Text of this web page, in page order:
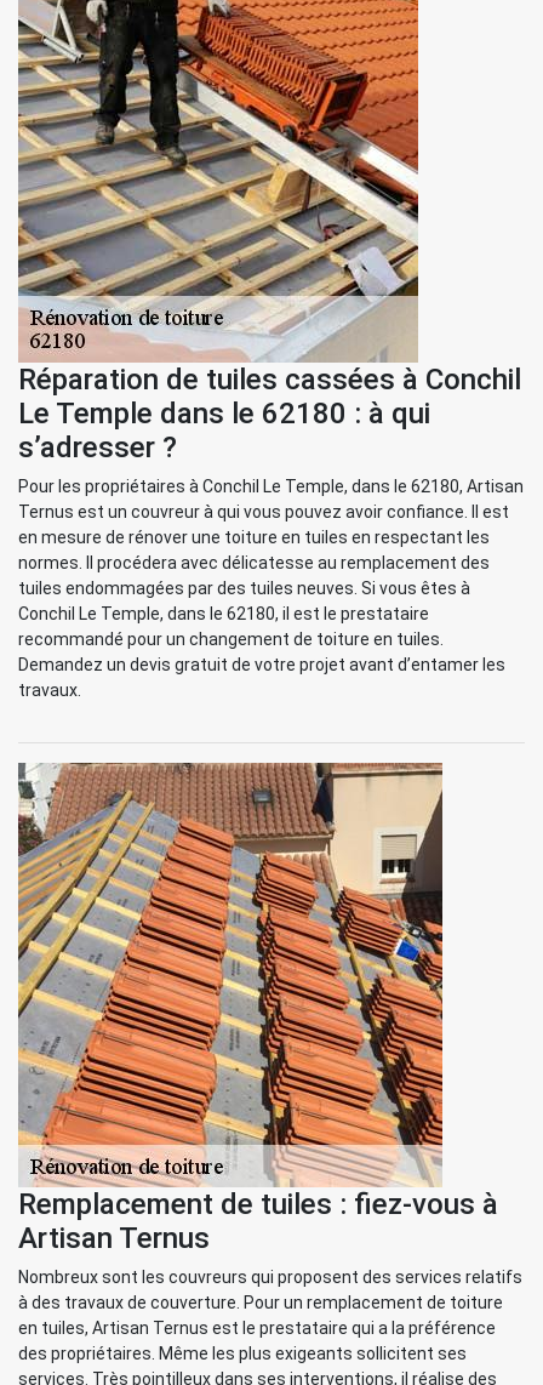
Réparation de tuiles cassées à Conchil
Le Temple dans le 62180 : à qui
s’adresser ?
Pour les propriétaires à Conchil Le Temple, dans le 62180, Artisan
Ternus est un couvreur à qui vous pouvez avoir confiance. Il est
en mesure de rénover une toiture en tuiles en respectant les
normes. Il procédera avec délicatesse au remplacement des
tuiles endommagées par des tuiles neuves. Si vous êtes à
Conchil Le Temple, dans le 62180, il est le prestataire
recommandé pour un changement de toiture en tuiles.
Demandez un devis gratuit de votre projet avant d’entamer les
travaux.
Remplacement de tuiles : fiez-vous à
Artisan Ternus
Nombreux sont les couvreurs qui proposent des services relatifs
à des travaux de couverture. Pour un remplacement de toiture
en tuiles, Artisan Ternus est le prestataire qui a la préférence
des propriétaires. Même les plus exigeants sollicitent ses
services. Très pointilleux dans ses interventions, il réalise des